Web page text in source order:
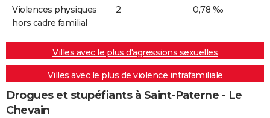
Violences physiques
hors cadre familial
2 0,78 ‰
Villes avec le plus d'agressions sexuelles
Villes avec le plus de violence intrafamiliale
Drogues et stupéfiants à Saint-Paterne - Le
Chevain